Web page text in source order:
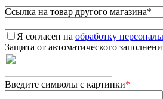
Ссылка на товар другого магазина*
Я согласен на обработку
Защита от автоматического
Введите символы с картинки*